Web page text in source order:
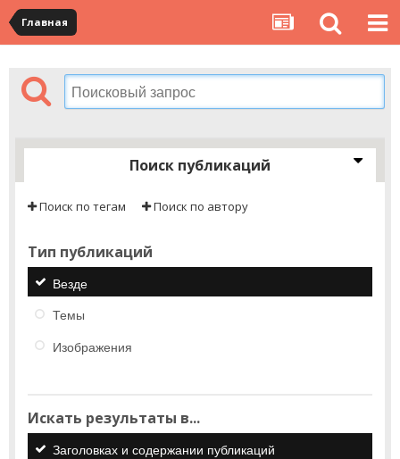
Главная
Поиск публикаций
Поиск по тегам Поиск по автору
Тип публикаций
Везде
Темы
Изображения
Искать результаты в...
Заголовках и содержании публикаций